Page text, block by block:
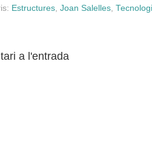
Estructures Joan Salelles
a l'entrada